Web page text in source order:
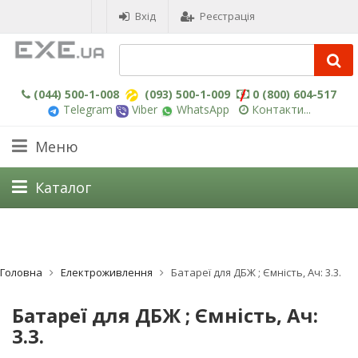
Вхід Реєстрація
(044) 500-1-008 (093) 500-1-009
0 (800) 604-517
Telegram
Viber WhatsApp Контакти...
Меню
Каталог
Головна Електроживлення Батареї для ДБЖ ; Ємність, Ач: 3.3.
Батареї для ДБЖ ; Ємність, Ач:
3.3.